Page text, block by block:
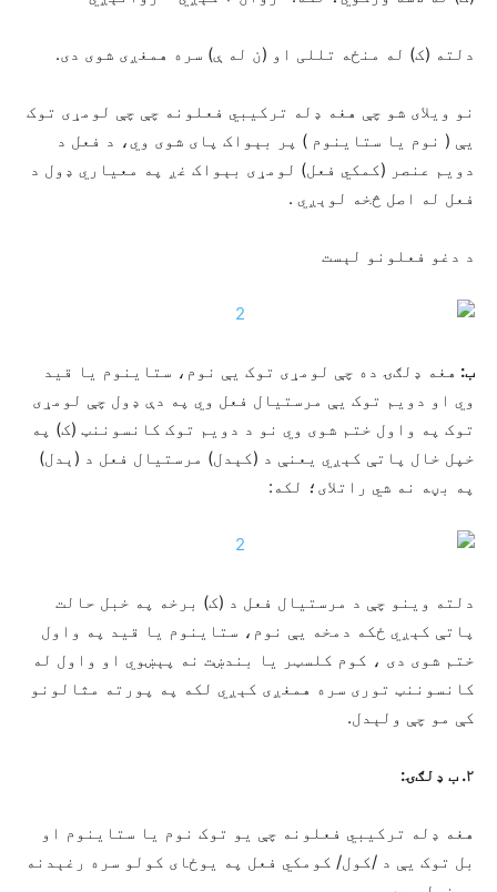
دلته (ک) له منځه تللی او (ن له ې) سره همغږی شوی دی.
نو ویلای شو چې هغه ډله ترکیبي فعلونه چې چې لومړی توک
يې ( نوم یا ستاینوم ) پر بېواک پای شوی وي، د فعل د
دویم عنصر (کمکي فعل) لومړی بېواک غږ په معیاري ډول د
فعل له اصل څخه لوېږي .
د دغو فعلونو لېست
ب: هغه ډلګۍ ده چې لومړی توک یې نوم، ستاینوم یا قید
وي او دویم توک یې مرستیال فعل وي په دې ډول چې لومړی
توک په واول ختم شوی وي نو د دویم توک کانسوننټ (ک) په
خپل خال پاتې کېږي یعنې د (کېدل) مرستیال فعل د (ېدل)
په بڼه نه شي راتلای؛ لکه:
دلته وينو چې د مرستیال فعل د (ک) برخه په خبل حالت
پاتې کېږي ځکه دمخه یې نوم، ستاینوم یا قید په واول
ختم شوی دی ، کوم کلسټر یا بندښت نه پېښوي او واول له
کانسوننټ توری سره همغږی کېږي لکه په پورته مثالونو
کې مو چې ولېدل.
۲. ب ډلګۍ:
هغه ډله ترکیبي فعلونه چې یو توک نوم یا ستاینوم او
بل توک یې د /کول/ کومکي فعل په یوځای کولو سره رغېدنه